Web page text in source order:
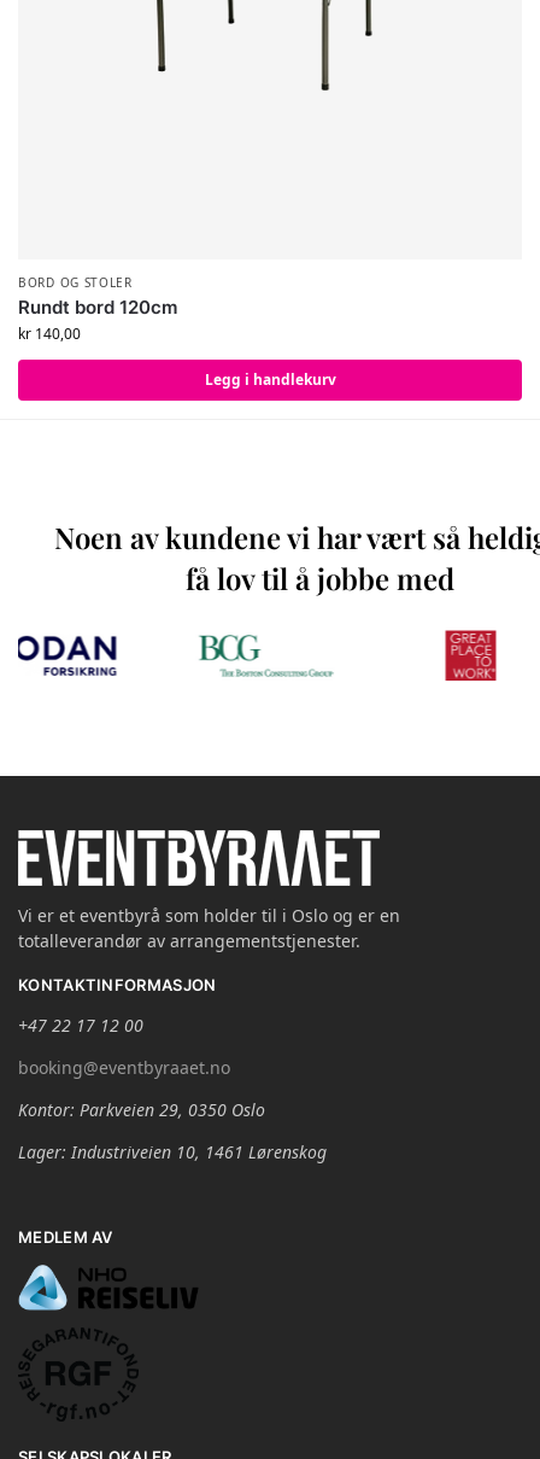
BORD OG STOLER
Rundt bord 120cm
kr 140,00
Legg i handlekurv
Noen av kundene vi har vært så
få lov til å jobbe med
Vi er et eventbyrå som holder til i Oslo og er en
totalleverandør av arrangementstjenester.
KONTAKTINFORMASJON
+47 22 17 12 00
booking@eventbyraaet.no
Kontor: Parkveien 29, 0350 Oslo
Lager: Industriveien 10, 1461 Lørenskog
MEDLEM AV